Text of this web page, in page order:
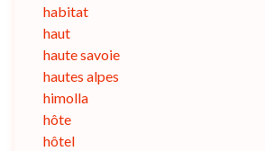
habitat
haut
haute savoie
hautes alpes
himolla
hôte
hôtel